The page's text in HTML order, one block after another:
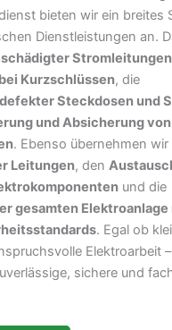
bieten wir ein breites
Dienstleistungen an.
Stromleitungen
Kurzschlüssen, die
Steckdosen und
und Absicherung von
. Ebenso übernehmen wir
Leitungen, den
und die
gesamten Elektroanlage
. Egal ob
Elektroarbeit
sichere und